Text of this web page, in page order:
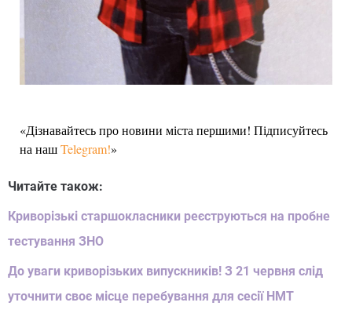
«Дізнавайтесь про новини міста першими! Підписуйтесь
на нашTelegram!»
Читайте також:
Криворізькі старшокласники реєструються на пробне
тестування ЗНО
До уваги криворізьких випускників! З 21 червня слід
уточнити своє місце перебування для сесії НМТ